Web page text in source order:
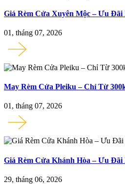
Giá Rèm Cửa Xuyên Mộc – Ưu
01, tháng 07, 2026
May Rèm Cửa Pleiku – Chỉ Từ
01, tháng 07, 2026
Giá Rèm Cửa Khánh Hòa – Ưu
29, tháng 06, 2026